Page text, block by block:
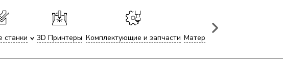
станки 3D Принтеры Комплектующие и запчасти Материалы для лазерной